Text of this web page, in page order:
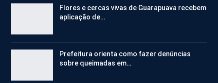
Flores e cercas vivas de Guarapuava recebem
aplicação de…
Prefeitura orienta como fazer denúncias
sobre queimadas em…